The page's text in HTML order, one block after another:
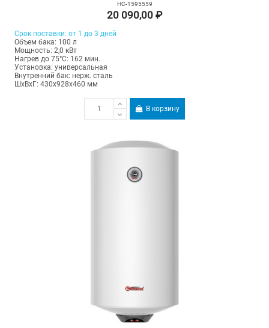
НС-1595559
20 090,00 ₽
Срок поставки: от 1 до 3 дней
Объем бака: 100 л
Мощность: 2,0 кВт
Нагрев до 75°С: 162 мин.
Установка: универсальная
Внутренний бак: нерж. сталь
ШхВхГ: 430х928х460 мм
В корзину